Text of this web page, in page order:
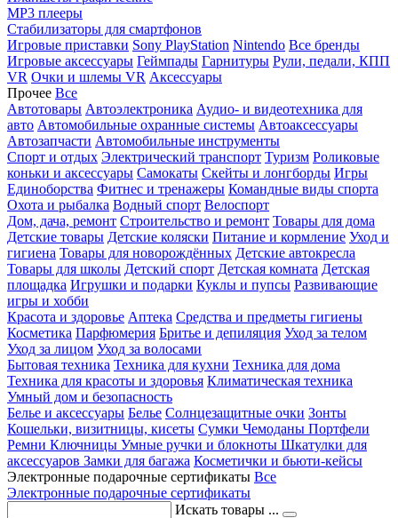
MP3 плееры
Стабилизаторы для смартфонов
Игровые приставки Sony PlayStation Nintendo Все бренды
Игровые аксессуары Геймпады Гарнитуры Рули, педали, КПП
VR Очки и шлемы VR Аксессуары
Прочее Все
Автотовары Автоэлектроника Аудио- и видеотехника для
авто Автомобильные охранные системы Автоаксессуары
Автозапчасти Автомобильные инструменты
Спорт и отдых Электрический транспорт Туризм Роликовые
коньки и аксессуары Самокаты Скейты и лонгборды Игры
Единоборства Фитнес и тренажеры Командные виды спорта
Охота и рыбалка Водный спорт Велоспорт
Дом, дача, ремонт Строительство и ремонт Товары для дома
Детские товары Детские коляски Питание и кормление Уход и
гигиена Товары для новорождённых Детские автокресла
Товары для школы Детский спорт Детская комната Детская
площадка Игрушки и подарки Куклы и пупсы Развивающие
игры и хобби
Красота и здоровье Аптека Средства и предметы гигиены
Косметика Парфюмерия Бритье и депиляция Уход за телом
Уход за лицом Уход за волосами
Бытовая техника Техника для кухни Техника для дома
Техника для красоты и здоровья Климатическая техника
Умный дом и безопасность
Белье и аксессуары Белье Солнцезащитные очки Зонты
Кошельки, визитницы, кисеты Сумки Чемоданы Портфели
Ремни Ключницы Умные ручки и блокноты Шкатулки для
аксессуаров Замки для багажа Косметички и бьюти-кейсы
Электронные подарочные сертификаты Все
Электронные подарочные сертификаты
Искать товары ...